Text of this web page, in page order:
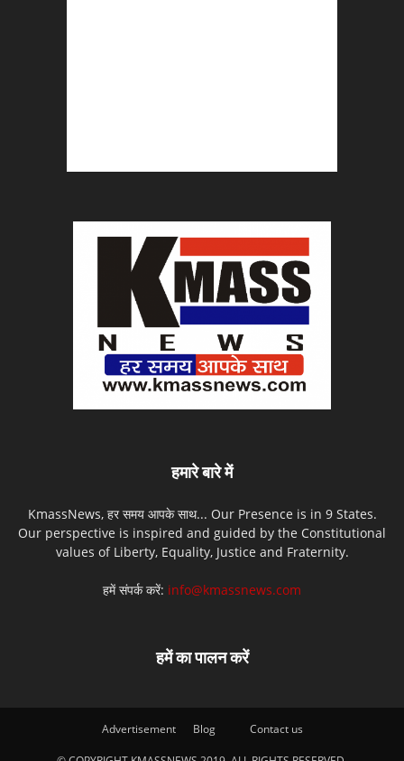
हमारे बारे में
KmassNews, हर समय आपके साथ... Our Presence is in 9 States.
Our perspective is inspired and guided by the Constitutional
values of Liberty, Equality, Justice and Fraternity.
हमें संपर्क करें: info@kmassnews.com
हमें का पालन करें
Advertisement Blog Contact us